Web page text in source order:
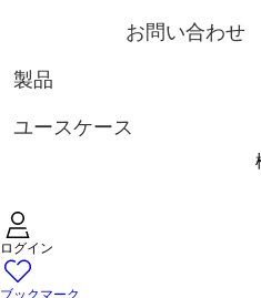
お問い合わせ
製品
ユースケース
ログイン
ブックマーク